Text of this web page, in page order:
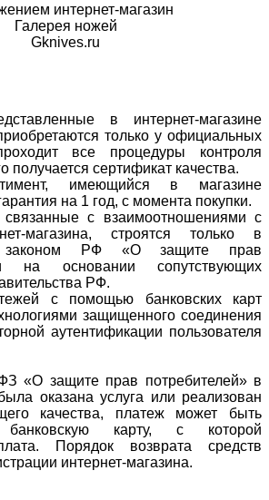
интернет-магазин
Галерея ножей
Gknives.ru
в интернет-магазине
только у официальных
все процедуры контроля
получается сертификат качества.
имеющийся в магазине
на 1 год, с момента покупки.
связанные с взаимоотношениями с
магазина, строятся только в
законом РФ «О защите прав
на основании сопутствующих
РФ.
с помощью банковских карт
защищенного соединения
аутентификации пользователя
«О защите прав потребителей» в
оказана услуга или реализован
качества, платеж может быть
карту, с которой
Порядок возврата средств
интернет-магазина.